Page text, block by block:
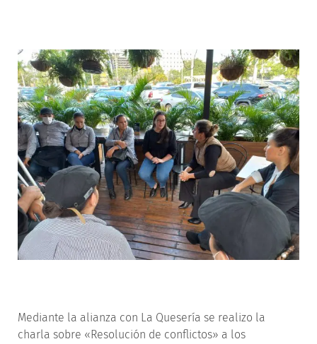
Mediante la alianza con La Quesería se realizo la
charla sobre «Resolución de conflictos» a los